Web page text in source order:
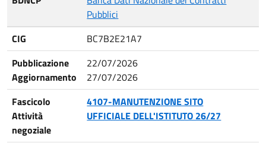
Pubblici
CIG
BC7B2E21A7
Pubblicazione
Aggiornamento
22/07/2026
27/07/2026
Fascicolo
Attività
negoziale
4107-MANUTENZIONE SITO
UFFICIALE DELL'ISTITUTO 26/27